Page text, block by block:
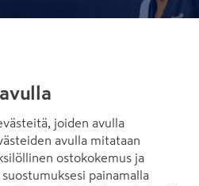
palautetta
joiden avulla
avulla mitataan
ostokokemus ja
painamalla